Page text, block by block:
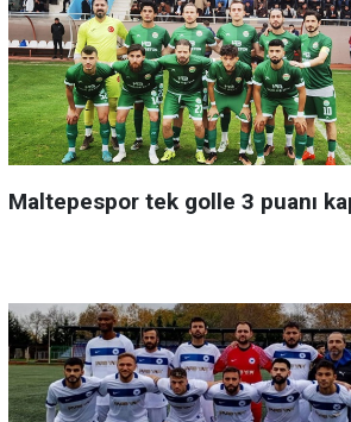
Maltepespor tek golle 3 puanı